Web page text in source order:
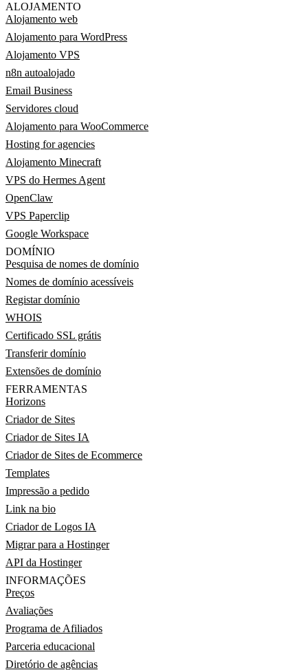
ALOJAMENTO
Alojamento web
Alojamento para WordPress
Alojamento VPS
n8n autoalojado
Email Business
Servidores cloud
Alojamento para WooCommerce
Hosting for agencies
Alojamento Minecraft
VPS do Hermes Agent
OpenClaw
VPS Paperclip
Google Workspace
DOMÍNIO
Pesquisa de nomes de domínio
Nomes de domínio acessíveis
Registar domínio
WHOIS
Certificado SSL grátis
Transferir domínio
Extensões de domínio
FERRAMENTAS
Horizons
Criador de Sites
Criador de Sites IA
Criador de Sites de Ecommerce
Templates
Impressão a pedido
Link na bio
Criador de Logos IA
Migrar para a Hostinger
API da Hostinger
INFORMAÇÕES
Preços
Avaliações
Programa de Afiliados
Parceria educacional
Diretório de agências